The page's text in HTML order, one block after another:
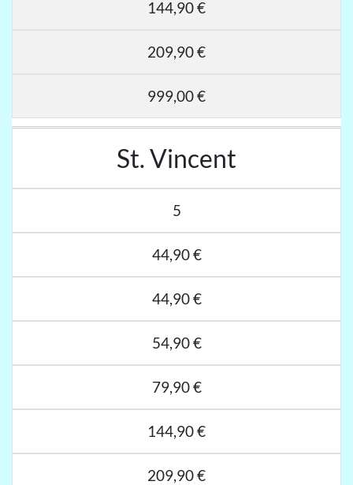
144,90 €
209,90 €
999,00 €
St. Vincent
5
44,90 €
44,90 €
54,90 €
79,90 €
144,90 €
209,90 €